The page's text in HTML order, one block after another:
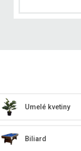
Umelé kvetiny
Biliard